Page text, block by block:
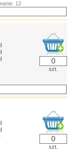
12
szt.
szt.